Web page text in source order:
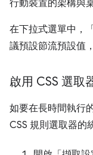
行動裝置的架構與
在下拉式選單中，
議預設節流預設值
啟用 CSS 選取
如要在長時間執行
CSS 規則選取器的